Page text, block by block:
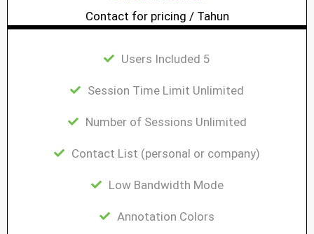
Contact for pricing / Tahun
Users Included 5
Session Time Limit Unlimited
Number of Sessions Unlimited
Contact List (personal or company)
Low Bandwidth Mode
Annotation Colors